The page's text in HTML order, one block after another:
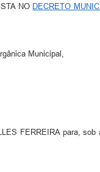
NO DECRETO
Municipal,
FERREIRA para, sob